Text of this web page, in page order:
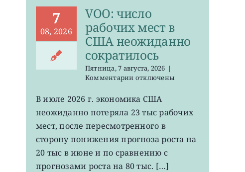
7
08, 2026
VOO: число
рабочих мест в
США неожиданно
сократилось
Пятница, 7 августа, 2026 |
Комментариик
VOO:
рабочих
мест
США
неожиданно
сократилось
отключены
В июле 2026 г. экономика США
неожиданно потеряла 23 тыс рабочих
мест, после пересмотренного в
сторону понижения прогноза роста на
20 тыс в июне и по сравнению с
прогнозами роста на 80 тыс. […]